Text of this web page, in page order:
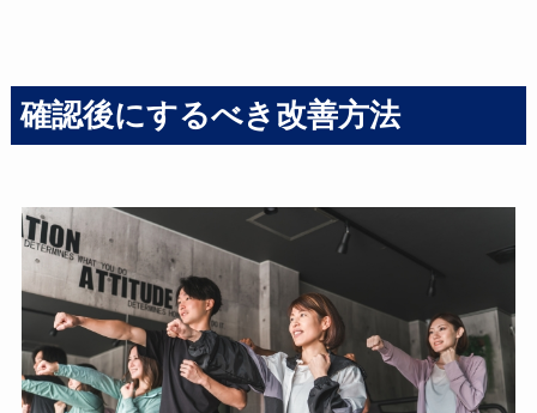
確認後にするべき改善方法